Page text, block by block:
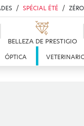
SPÉCIAL ÉTÉ
BELLEZA DE PRESTIGIO
ÓPTICA